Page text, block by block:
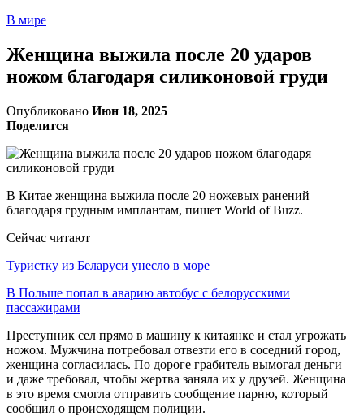
В мире
Женщина выжила после 20 ударов
ножом благодаря силиконовой груди
Опубликовано Июн 18, 2025
Поделится
В Китае женщина выжила после 20 ножевых ранений
благодаря грудным имплантам, пишет World of Buzz.
Сейчас читают
Туристку из Беларуси унесло в море
В Польше попал в аварию автобус с белорусскими
пассажирами
Преступник сел прямо в машину к китаянке и стал угрожать
ножом. Мужчина потребовал отвезти его в соседний город,
женщина согласилась. По дороге грабитель вымогал деньги
и даже требовал, чтобы жертва заняла их у друзей. Женщина
в это время смогла отправить сообщение парню, который
сообщил о происходящем полиции.